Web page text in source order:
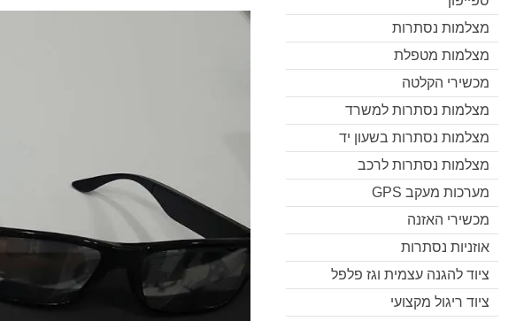
מצלמות נסתרות
מצלמות מטפלת
מכשירי הקלטה
מצלמות נסתרות למשרד
מצלמות נסתרות בשעון יד
מצלמות נסתרות לרכב
מערכות מעקב GPS
מכשירי האזנה
אוזניות נסתרות
ציוד להגנה עצמית וגז פלפל
ציוד ריגול מקצועי